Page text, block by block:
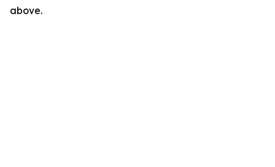
above.